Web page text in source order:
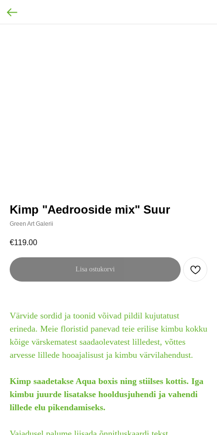
Kimp "Aedrooside mix" Suur
Green Art Galerii
€119.00
Lisa ostukorvi
Värvide sordid ja toonid võivad pildil kujutatust
erineda. Meie floristid panevad teie erilise kimbu kokku
kõige värskematest saadaolevatest lilledest, võttes
arvesse lillede hooajalisust ja kimbu värvilahendust.
Kimp saadetakse Aqua boxis ning stiilses kottis. Iga
kimbu juurde lisatakse hooldusjuhendi ja vahendi
lillede elu pikendamiseks.